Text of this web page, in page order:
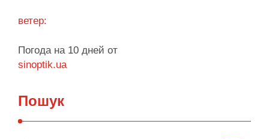
ветер:
Погода на 10 дней от
sinoptik.ua
Пошук